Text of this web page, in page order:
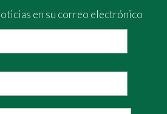
en su correo electrónico